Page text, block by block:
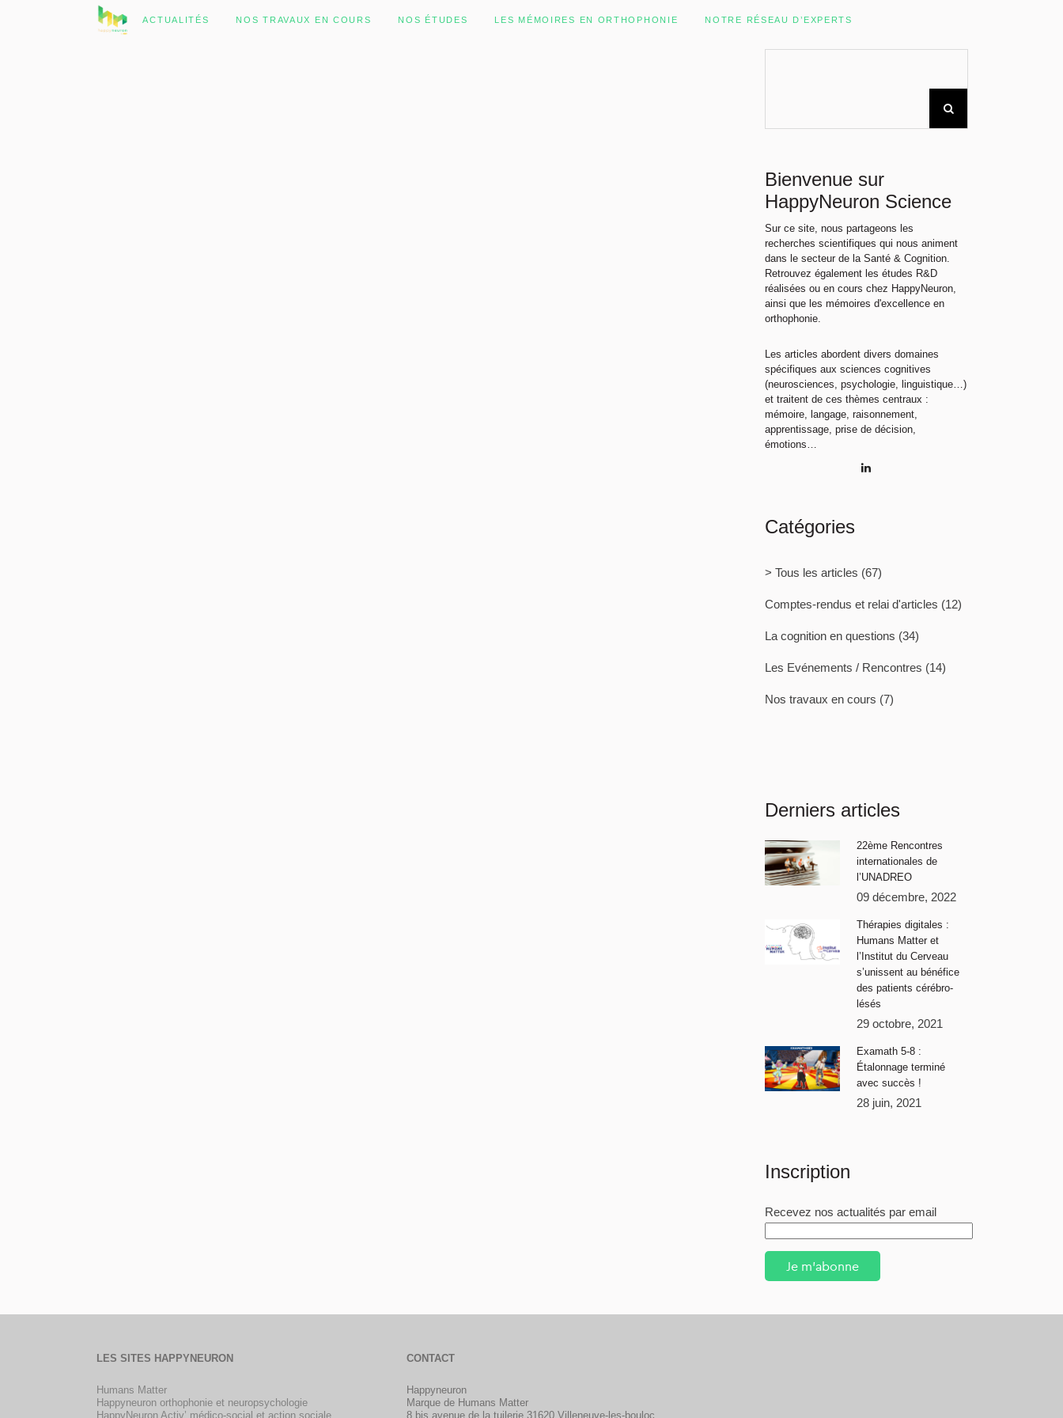
ACTUALITÉS NOS TRAVAUX EN COURS NOS ÉTUDES LES MÉMOIRES EN ORTHOPHONIE NOTRE RÉSEAU D’EXPERTS
No posts were found.
Rechercher sur le site
Bienvenue sur
HappyNeuron Science
Sur ce site, nous partageons les
recherches scientifiques qui nous animent
dans le secteur de la Santé & Cognition.
Retrouvez également les études R&D
réalisées ou en cours chez HappyNeuron,
ainsi que les mémoires d'excellence en
orthophonie.
Les articles abordent divers domaines
spécifiques aux sciences cognitives
(neurosciences, psychologie, linguistique…)
et traitent de ces thèmes centraux :
mémoire, langage, raisonnement,
apprentissage, prise de décision,
émotions…
Catégories
> Tous les articles (67)
Comptes-rendus et relai d'articles (12)
La cognition en questions (34)
Les Evénements / Rencontres (14)
Nos travaux en cours (7)
Derniers articles
22ème Rencontres
internationales de
l’UNADREO
09 décembre, 2022
Thérapies digitales :
Humans Matter et
l’Institut du Cerveau
s’unissent au bénéfice
des patients cérébro-
lésés
29 octobre, 2021
Examath 5-8 :
Étalonnage terminé
avec succès !
28 juin, 2021
Inscription
Recevez nos actualités par email
Je m'abonne
LES SITES HAPPYNEURON
Humans Matter
Happyneuron orthophonie et neuropsychologie
HappyNeuron Activ’ médico-social et action sociale
CONTACT
Happyneuron
Marque de Humans Matter
8 bis avenue de la tuilerie 31620 Villeneuve-les-bouloc